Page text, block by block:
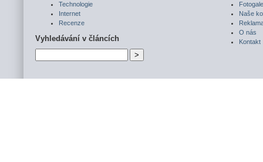
Technologie
Internet
Recenze
Vyhledávání v článcích
Naše
O nás
Kontakt